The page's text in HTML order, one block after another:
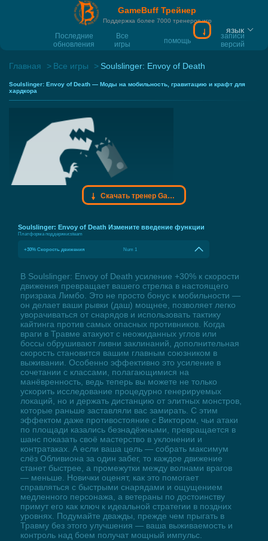
GameBuff Трейнер
Поддержка более 7000 тренеров игр
Последние
обновления
Все
игры
помощь
записи
версий
Скачать
язык
Главная Все игры Soulslinger: Envoy of Death
Soulslinger: Envoy of Death — Моды на мобильность, гравитацию и крафт для
хардкора
Скачать тренер Gamebuff
Soulslinger: Envoy of Death Измените введение функции
Платформа поддержки:steam
+30% Скорость движения Num 1
В Soulslinger: Envoy of Death усиление +30% к скорости
движения превращает вашего стрелка в настоящего
призрака Лимбо. Это не просто бонус к мобильности —
он делает ваши рывки (даш) мощнее, позволяет легко
уворачиваться от снарядов и использовать тактику
кайтинга против самых опасных противников. Когда
враги в Травме атакуют с неожиданных углов или
боссы обрушивают ливни заклинаний, дополнительная
скорость становится вашим главным союзником в
выживании. Особенно эффективно это усиление в
сочетании с классами, полагающимися на
манёвренность, ведь теперь вы можете не только
ускорить исследование процедурно генерируемых
локаций, но и держать дистанцию от элитных монстров,
которые раньше заставляли вас замирать. С этим
эффектом даже противостояние с Виктором, чьи атаки
по площади казались безнадёжными, превращается в
шанс показать своё мастерство в уклонении и
контратаках. А если ваша цель — собрать максимум
слёз Обливиона за один забег, то каждое движение
станет быстрее, а промежутки между волнами врагов
— меньше. Новички оценят, как это помогает
справляться с быстрыми снарядами и ощущением
медленного персонажа, а ветераны по достоинству
примут его как ключ к идеальной стратегии в поздних
уровнях. Подумайте дважды, прежде чем прыгать в
Травму без этого улучшения — ваша выживаемость и
контроль над боем получат мощный импульс.